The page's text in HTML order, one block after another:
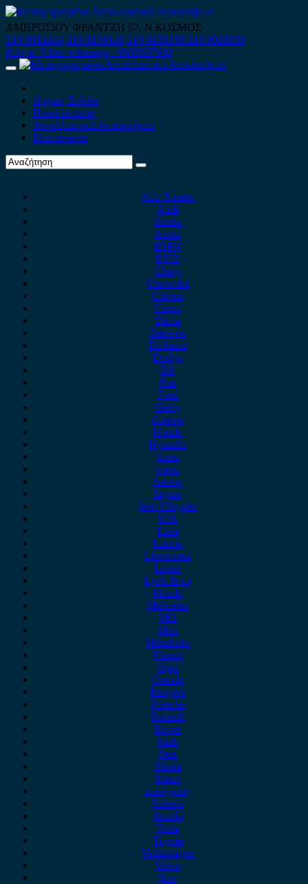
Skip
to
content
ΑΜΒΡΟΣΙΟΥ ΦΡΑΝΤΖΗ 67, Ν.ΚΟΣΜΟΣ
210 9012444 210 9239148 210 9238158 210 9026839
Κινητό-Viber-whatsapp : 6980507900
Primary
Αρχική Σελίδα
Ποιοί είμαστε
Ανταλλακτικά Αυτοκινήτων
Επικοινωνία
Alfa Romeo
Audi
Austin
Acura
BMW
BYD
Chery
Chevrolet
Citroen
Cupra
Dacia
Daewoo
Daihatsu
Dodge
DS
Fiat
Ford
Geely
Gonow
Honda
Hyundai
Isuzu
iveco
Jaecoo
Jaguar
Jeep Chrysler
KIA
Lada
Lancia
Leapmotor
Lexus
Lynk & co
Mazda
Mercedes
MG
Mini
Mitsubishi
Nissan
Opel
Omoda
Peugeot
Porsche
Renault
Rover
Saab
Seat
Skoda
Smart
ssangyong
Subaru
Suzuki
Tesla
Toyota
Volkswagen
Volvo
Xev